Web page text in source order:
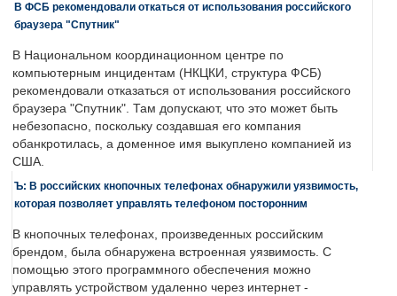
В ФСБ рекомендовали откаться от использования российского
браузера "Спутник"
В Национальном координационном центре по
компьютерным инцидентам (НКЦКИ, структура ФСБ)
рекомендовали отказаться от использования российского
браузера "Спутник". Там допускают, что это может быть
небезопасно, поскольку создавшая его компания
обанкротилась, а доменное имя выкуплено компанией из
США.
Ъ: В российских кнопочных телефонах обнаружили уязвимость,
которая позволяет управлять телефоном посторонним
В кнопочных телефонах, произведенных российским
брендом, была обнаружена встроенная уязвимость. С
помощью этого программного обеспечения можно
управлять устройством удаленно через интернет -